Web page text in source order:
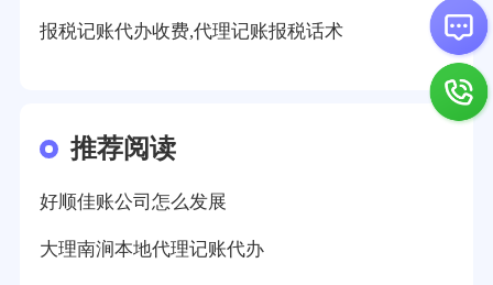
报税记账代办收费,代理记账报税话术
推荐阅读
好顺佳账公司怎么发展
大理南涧本地代理记账代办